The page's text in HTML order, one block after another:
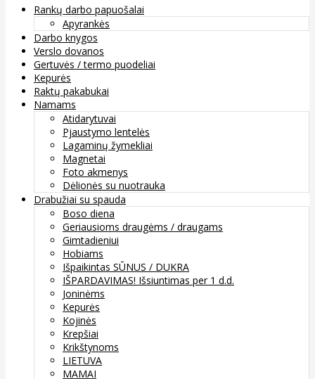
Rankų darbo papuošalai
Apyrankės
Darbo knygos
Verslo dovanos
Gertuvės / termo puodeliai
Kepurės
Raktų pakabukai
Namams
Atidarytuvai
Pjaustymo lentelės
Lagaminų žymekliai
Magnetai
Foto akmenys
Dėlionės su nuotrauka
Drabužiai su spauda
Boso diena
Geriausioms draugėms / draugams
Gimtadieniui
Hobiams
Išpaikintas SŪNUS / DUKRA
IŠPARDAVIMAS! Išsiuntimas per 1 d.d.
Joninėms
Kepurės
Kojinės
Krepšiai
Krikštynoms
LIETUVA
MAMAI